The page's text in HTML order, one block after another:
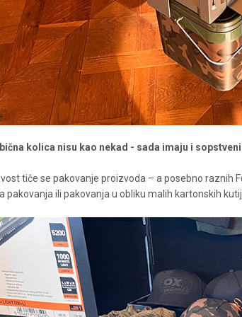
kolica nisu kao nekad - sada imaju i
tiče se pakovanje proizvoda – a posebno raznih
pakovanja ili pakovanja u obliku malih kartonskih